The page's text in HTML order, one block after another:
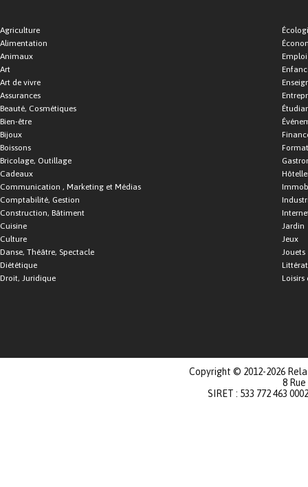
Agriculture
Alimentation
Animaux
Art
Art de vivre
Assurances
Beauté, Cosmétiques
Bien-être
Bijoux
Boissons
Bricolage, Outillage
Cadeaux
Communication , Marketing et Médias
Comptabilité, Gestion
Construction, Bâtiment
Cuisine
Culture
Danse, Théâtre, Spectacle
Diététique
Droit, Juridique
Emploi
Jardin
Jeux
Jouets
Loisirs
Copyright © 2012-2026
8
SIRET : 533 772 463